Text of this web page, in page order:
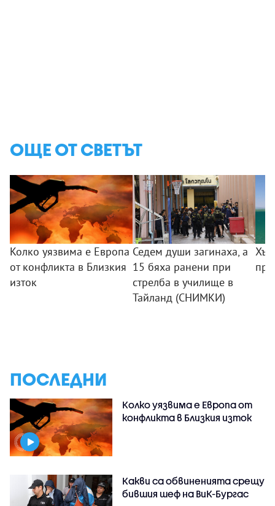
ОЩЕ ОТ СВЕТЪТ
Колко уязвима е Европа
от конфликта в Близкия
изток
Седем души загинаха, а
15 бяха ранени при
стрелба в училище в
Тайланд (СНИМКИ)
ПОСЛЕДНИ
Колко уязвима е Европа от
конфликта в Близкия изток
Какви са обвиненията срещу
бившия шеф на ВиК-Бургас